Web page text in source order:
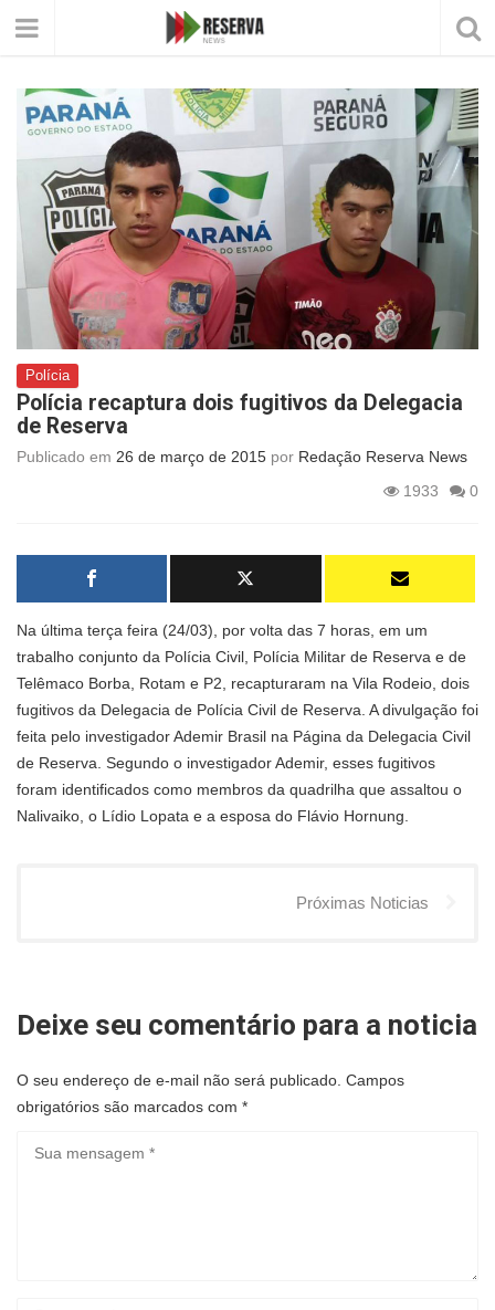
Polícia
Polícia recaptura dois fugitivos da Delegacia
de Reserva
Publicado em 26 de março de 2015 por Redação Reserva News
1933
0
Na última terça feira (24/03), por volta das 7 horas, em um
trabalho conjunto da Polícia Civil, Polícia Militar de Reserva e de
Telêmaco Borba, Rotam e P2, recapturaram na Vila Rodeio, dois
fugitivos da Delegacia de Polícia Civil de Reserva. A divulgação foi
feita pelo investigador Ademir Brasil na Página da Delegacia Civil
de Reserva. Segundo o investigador Ademir, esses fugitivos
foram identificados como membros da quadrilha que assaltou o
Nalivaiko, o Lídio Lopata e a esposa do Flávio Hornung.
Próximas Noticias
Deixe seu comentário para a noticia
O seu endereço de e-mail não será publicado. Campos
obrigatórios são marcados com *